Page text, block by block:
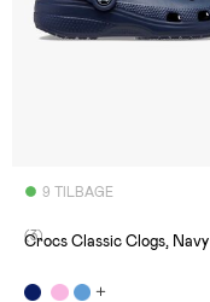
9 TILBAGE
(3)
Crocs Classic Clogs, Navy